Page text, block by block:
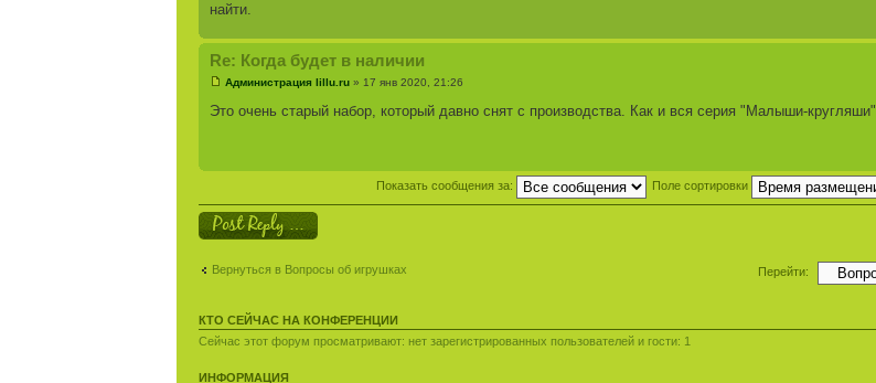
найти.
Re: Когда будет в наличии
Администрация lillu.ru » 17 янв 2020, 21:26
Это очень старый набор, который давно снят с производства. Как и вся серия "Малыши-кругляши".
Показать сообщения за: Поле сортировки
Ответить
Вернуться в Вопросы об игрушках Перейти:
КТО СЕЙЧАС НА КОНФЕРЕНЦИИ
Сейчас этот форум просматривают: нет зарегистрированных пользователей и гости: 1
ИНФОРМАЦИЯ